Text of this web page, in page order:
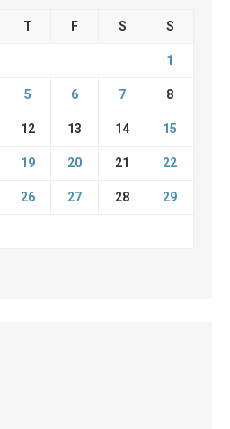
T F S S
1
5 6 7 8
12 13 14 15
19 20 21 22
26 27 28 29